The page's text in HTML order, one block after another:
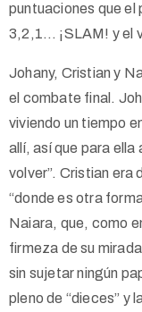
puntuaciones que el
3,2,1… ¡SLAM! y el
Johany, Cristian y
el combate final.
viviendo un tiempo
allí, así que para ella
volver”. Cristian era
“donde es otra
Naiara, que, como
firmeza de su
sin sujetar ningún
pleno de “dieces” y